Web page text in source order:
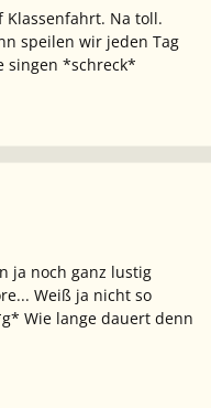
Klassenfahrt. Na toll.
speilen wir jeden Tag
singen *schreck*
ja noch ganz lustig
Weiß ja nicht so
Wie lange dauert denn